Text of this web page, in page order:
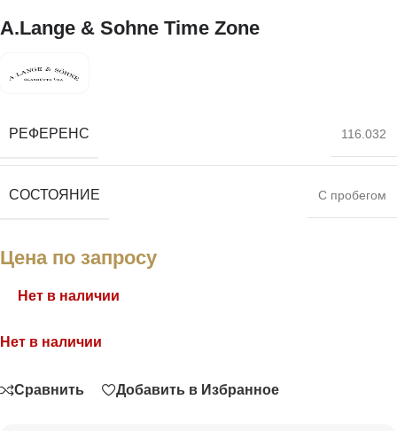
A.Lange & Sohne Time Zone
РЕФЕРЕНС 116.032
СОСТОЯНИЕ С пробегом
Цена по запросу
Нет в наличии
Нет в наличии
Сравнить Добавить в Избранное